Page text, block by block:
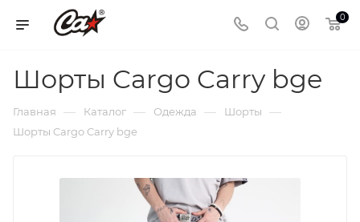
0
Шорты Cargo Carry bge
Главная — Каталог — Одежда — Шорты —
Шорты Cargo Carry bge